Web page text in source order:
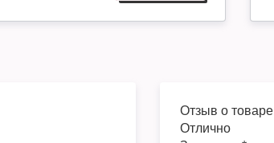
Отзыв о товаре
Отлично